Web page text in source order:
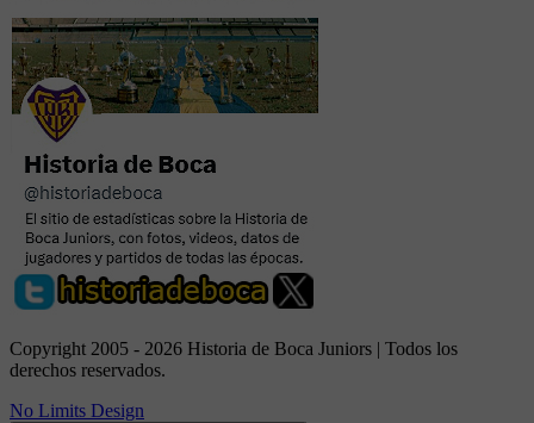
Copyright 2005 - 2026 Historia de Boca Juniors | Todos los
derechos reservados.
No Limits Design